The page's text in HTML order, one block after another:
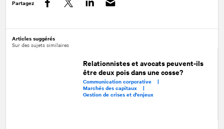
Partagez
Articles suggérés
Sur des sujets similaires
Relationnistes et avocats peuvent-ils
être deux pois dans une cosse?
Communication corporative |
Marchés des capitaux |
Gestion de crises et d'enjeux